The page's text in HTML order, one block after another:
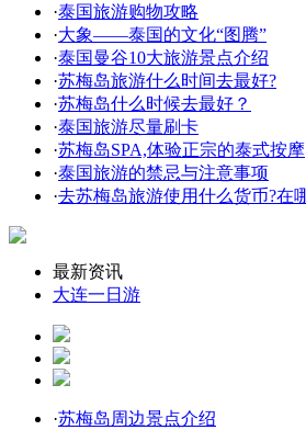
·泰国旅游购物攻略
·大象——泰国的文化“图腾”
·泰国曼谷10大旅游景点介绍
·苏梅岛旅游什么时间去最好?
·苏梅岛什么时候去最好？
·泰国旅游尽量刷卡
·苏梅岛SPA,体验正宗的泰式按摩
·泰国旅游的禁忌与注意事项
·去苏梅岛旅游使用什么货币?在
最新资讯
大连一日游
·苏梅岛周边景点介绍